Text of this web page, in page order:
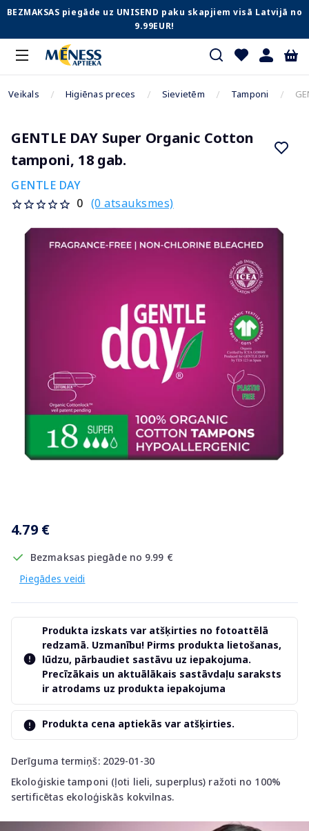
BEZMAKSAS piegāde uz UNISEND paku skapjiem visā Latvijā no
9.99EUR!
Veikals Higiēnas preces Sievietēm Tamponi
GENTLE DAY Super Organic Cotton
tamponi, 18 gab.
GENTLE DAY
0 (0 atsauksmes)
4.79 €
Bezmaksas piegāde no 9.99 €
Piegādes veidi
Derīguma termiņš: 2029-01-30
Ekoloģiskie tamponi (ļoti lieli, superplus) ražoti no 100%
sertificētas ekoloģiskās kokvilnas.
Produkta izskats var atšķirties no fotoattēlā
redzamā. Uzmanību! Pirms produkta lietošanas,
lūdzu, pārbaudiet sastāvu uz iepakojuma.
Precīzākais un aktuālākais sastāvdaļu saraksts
ir atrodams uz produkta iepakojuma
Produkta cena aptiekās var atšķirties.